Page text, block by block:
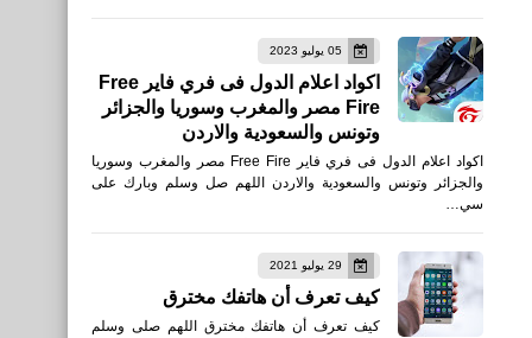
05 يوليو 2023
اكواد اعلام الدول فى فري فاير Free
Fire مصر والمغرب وسوريا والجزائر
وتونس والسعودية والاردن
اكواد اعلام الدول فى فري فاير Free Fire مصر والمغرب وسوريا
والجزائر وتونس والسعودية والاردن اللهم صل وسلم وبارك على
سي…
29 يوليو 2021
كيف تعرف أن هاتفك مخترق
كيف تعرف أن هاتفك مخترق اللهم صلى وسلم
مقالات
اقوال للدكتور عمر عبدالكافي
مقالات